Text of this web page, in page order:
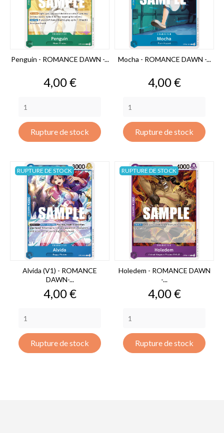
Penguin - ROMANCE DAWN -...
Prix
4,00 €
Rupture de stock
Mocha - ROMANCE DAWN -...
Prix
4,00 €
Rupture de stock
Alvida (V1) - ROMANCE
DAWN-...
Prix
4,00 €
Rupture de stock
RUPTURE DE STOCK
Holedem - ROMANCE DAWN
-...
Prix
4,00 €
Rupture de stock
RUPTURE DE STOCK